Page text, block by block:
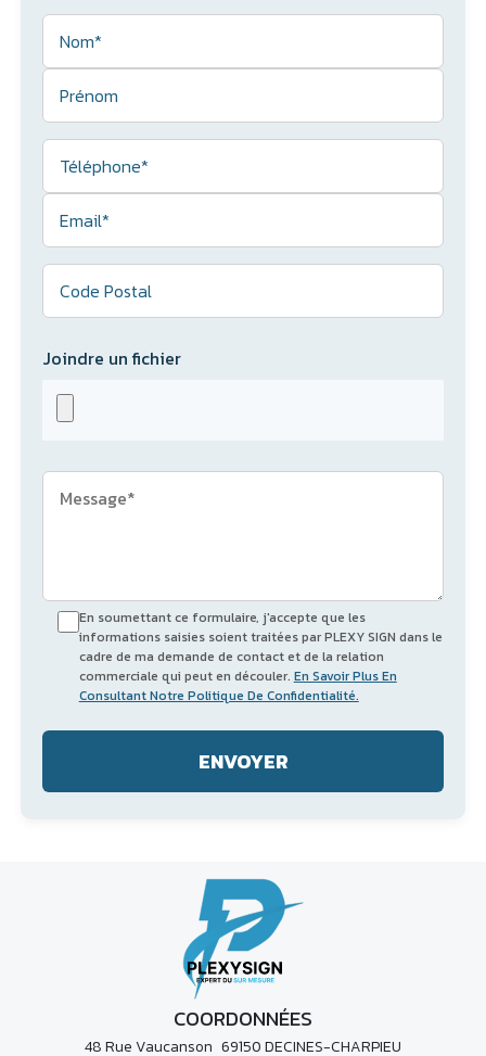
Joindre un fichier
En soumettant ce formulaire, j'accepte que les
informations saisies soient traitées par PLEXY SIGN dans le
cadre de ma demande de contact et de la relation
commerciale qui peut en découler. En Savoir Plus En
Consultant Notre Politique De Confidentialité.
COORDONNÉES
48 Rue Vaucanson 69150 DECINES-CHARPIEU